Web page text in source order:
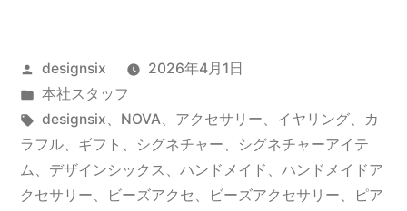
投
稿
者:
designsix
2026年4月1日
カ
テ
ゴ
リ
ー:
本社スタッフ
タ
グ:
designsix、 NOVA、 アクセサリー、 イヤリング、
カ
ラフル、 ギフト 、 シグネチャー、
シグネチャーアイテ
ム、 デザインシックス 、 ハンドメイド 、 ハンドメイドア
クセサリー、 ビーズアクセ、 ビーズアクセサリー、
ピア